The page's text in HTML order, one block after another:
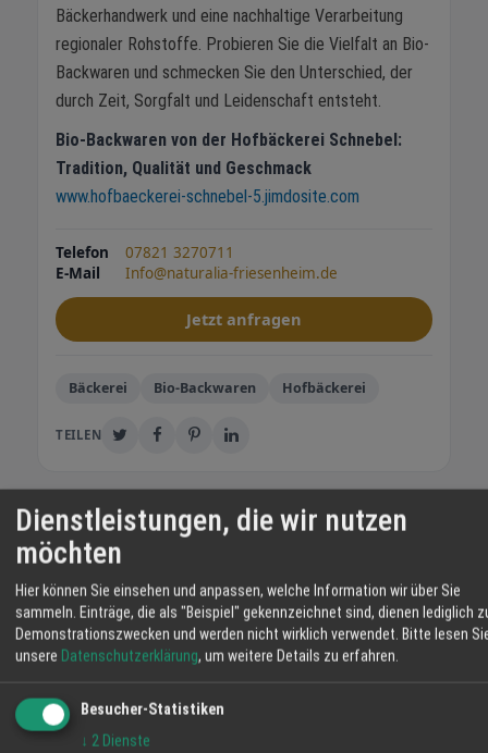
Bäckerhandwerk und eine nachhaltige Verarbeitung
regionaler Rohstoffe. Probieren Sie die Vielfalt an Bio-
Backwaren und schmecken Sie den Unterschied, der
durch Zeit, Sorgfalt und Leidenschaft entsteht.
Bio-Backwaren von der Hofbäckerei Schnebel:
Tradition, Qualität und Geschmack
www.hofbaeckerei-schnebel-5.jimdosite.com
Telefon
07821 3270711
E-Mail
Info@naturalia-friesenheim.de
Jetzt anfragen
Bäckerei Bio-Backwaren Hofbäckerei
TEILEN
Regionalwert Biomarkt Naturalia
Unser schöner Biomarkt liegt im Herzen von
Friesenheim zwischen Lahr und Offenburg.
Wir bieten Ihnen eine große Auswahl an
leckeren und gesunden Bio-Lebensmitteln,
unseren landwirtschaftlichen Partnern hier
WEITERE ANGEBOTE
Dienstleistungen, die wir nutzen
möchten
Hier können Sie einsehen und anpassen, welche Information wir über Sie
sammeln. Einträge, die als "Beispiel" gekennzeichnet sind, dienen lediglich
Demonstrationszwecken und werden nicht wirklich verwendet. Bitte lesen
unsere Datenschutzerklärung, um weitere Details zu erfahren.
Besucher-Statistiken
↓ 2 Dienste